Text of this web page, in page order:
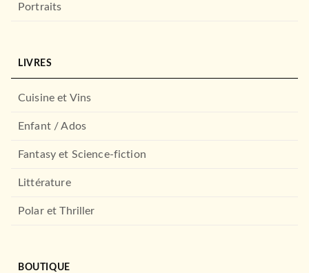
Portraits
LIVRES
Cuisine et Vins
Enfant / Ados
Fantasy et Science-fiction
Littérature
Polar et Thriller
BOUTIQUE